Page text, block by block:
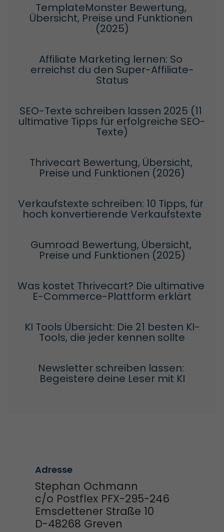
TemplateMonster Bewertung,
Übersicht, Preise und Funktionen
(2025)
Affiliate Marketing lernen: So
erreichst du den Super-Affiliate-
Status
SEO-Texte schreiben lassen 2025 (11
ultimative Tipps für erfolgreiche SEO-
Texte)
Thrivecart Bewertung, Übersicht,
Preise und Funktionen (2026)
Verkaufstexte schreiben: 10 Tipps, für
hoch konvertierende Verkaufstexte
Gumroad Bewertung, Übersicht,
Preise und Funktionen (2025)
Was kostet Thrivecart? Die ultimative
E-Commerce-Plattform erklärt
KI Tools Übersicht: Die 21 besten KI-
Tools, die jeder kennen sollte
Newsletter schreiben lassen:
Begeistere deine Leser mit KI
Adresse
Stephan Ochmann
c/o Postflex PFX-295-246
Emsdettener Straße 10
D-48268 Greven